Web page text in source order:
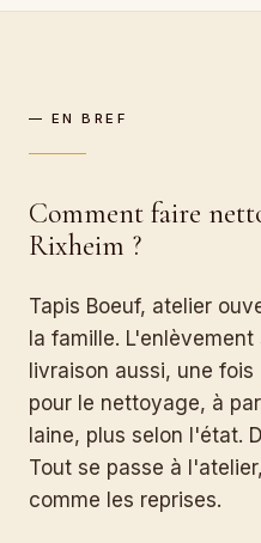
— EN BREF
Comment faire
Rixheim ?
Tapis Boeuf, atelier
la famille.
livraison aussi, une
pour le nettoyage, à
laine, plus selon l'état.
Tout se passe à
comme les reprises.